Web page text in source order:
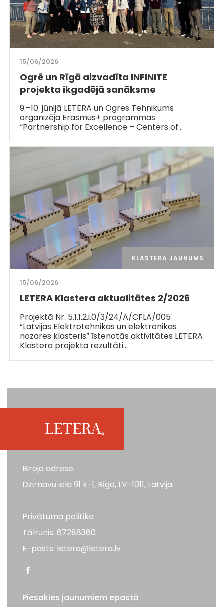
15/06/2026
Ogrē un Rīgā aizvadīta INFINITE
projekta ikgadējā sanāksme
9.–10. jūnijā LETERA un Ogres Tehnikums
organizēja Erasmus+ programmas
“Partnership for Excellence – Centers of…
KLASTERA JAUNUMS
15/06/2026
LETERA Klastera aktualitātes 2/2026
Projektā Nr. 5.1.1.2.i.0/3/24/A/CFLA/005
“Latvijas Elektrotehnikas un elektronikas
nozares klasteris” īstenotās aktivitātes LETERA
Klastera projekta rezultāti…
Biroja adrese:
Dzirnavu iela 91 k-1, Rīga, LV-1011, Latvija
Privātuma politika
Tālrunis: 67288360
E-pasts: letera@letera.lv
Piesakies jaunumiem epastā